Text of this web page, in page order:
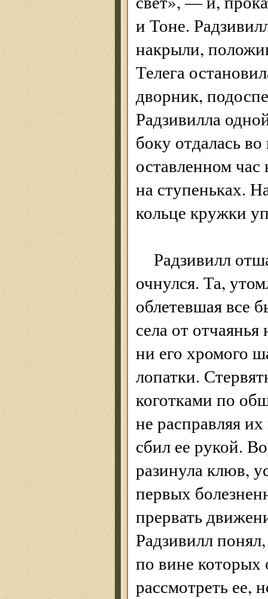
и Тоне.
накрыли,
Телега
дворник,
Радзивилла
боку отдалась
оставленном
на ступеньках.
кольце кружки
Радзивилл
очнулся. Та,
облетевшая все
села от
ни его хромого
лопатки.
коготками по
не расправляя
сбил ее рукой.
разинула клюв,
первых
прервать
Радзивилл
по вине которых
рассмотреть ее,